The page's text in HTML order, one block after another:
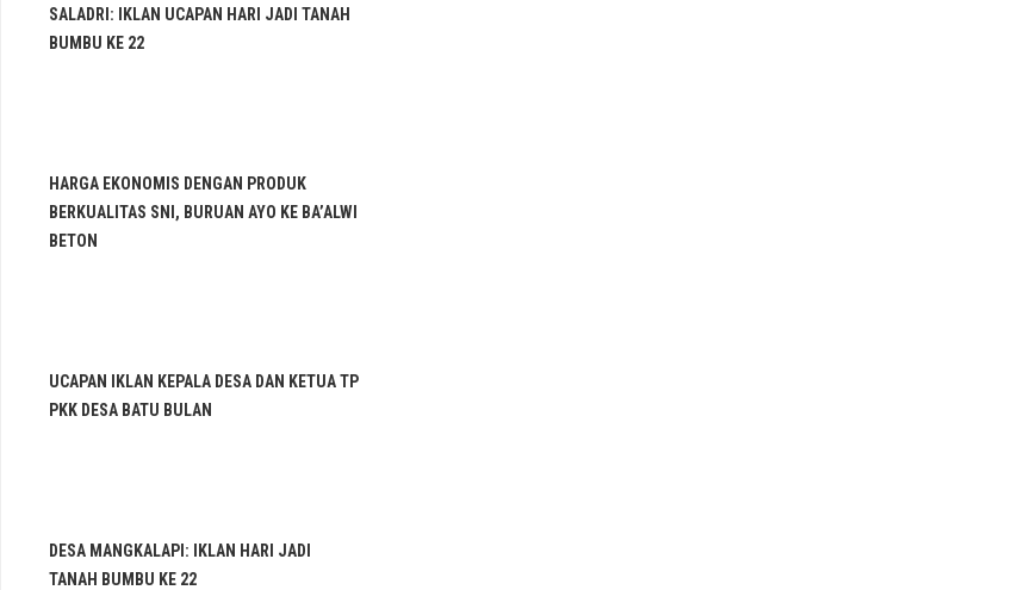
SALADRI: IKLAN UCAPAN HARI JADI TANAH
BUMBU KE 22
HARGA EKONOMIS DENGAN PRODUK
BERKUALITAS SNI, BURUAN AYO KE BA’ALWI
BETON
UCAPAN IKLAN KEPALA DESA DAN KETUA TP
PKK DESA BATU BULAN
DESA MANGKALAPI: IKLAN HARI JADI
TANAH BUMBU KE 22